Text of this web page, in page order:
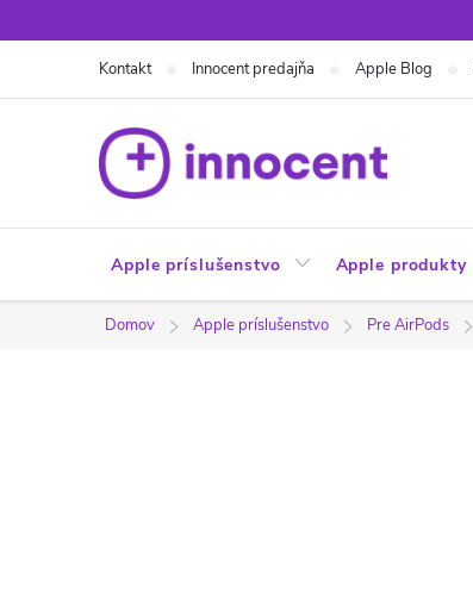
na
Kontakt Innocent predajňa Apple Blog
Apple príslušenstvo Apple produkty
Domov Apple príslušenstvo Pre AirPods